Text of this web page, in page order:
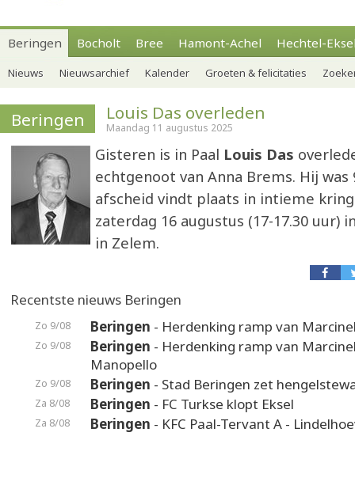
Beringen Bocholt Bree Hamont-Achel Hechtel-
Nieuws Nieuwsarchief Kalender Groeten & felicitaties
Beringen Louis Das overleden
Maandag 11 augustus 2025
Gisteren is in Paal Louis Das
echtgenoot van Anna Brems. Hij was
afscheid vindt plaats in intieme
zaterdag 16 augustus (17-17.30 uur)
in Zelem.
Recentste nieuws Beringen
Zo 9/08 Beringen - Herdenking ramp van
Zo 9/08 Beringen - Herdenking ramp van
Manopello
Zo 9/08 Beringen - Stad Beringen zet
Za 8/08 Beringen - FC Turkse klopt Eksel
Za 8/08 Beringen - KFC Paal-Tervant A -